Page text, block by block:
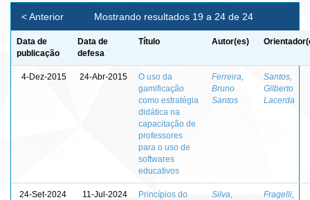
Mostrando resultados 19 a 24 de 24
< Anterior
Data de
publicação
Data de
defesa
Título Autor(es)
4-Dez-2015 24-Abr-2015
O uso da
gamificação
como estratégia
didática na
capacitação de
professores
para o uso de
softwares
educativos
Ferreira,
Bruno
Santos
Santos,
Gilberto
Lacerda
24-Set-2024 11-Jul-2024
Princípios do
Silva,
Fragelli,